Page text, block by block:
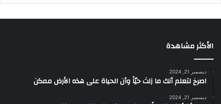
الأكثر مشاهدة
ديسمبر 21, 2024
‫اصرخ لتعلم أنك ما زلتَ حيّاً وأن الحياة على هذه الأرض ممكن
ديسمبر 21, 2024